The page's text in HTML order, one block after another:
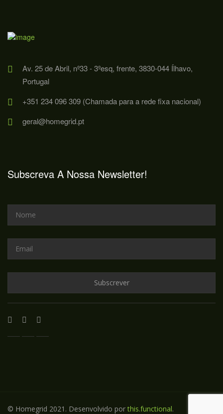
Av. 25 de Abril, nº33 - 3ºesq, frente, 3830-044 Ílhavo,
Portugal
+351 234 096 309 (Chamada para a rede fixa nacional)
geral@homegrid.pt
Subscreva A Nossa Newsletter!
© Homegrid 2021. Desenvolvido porthis.functional.